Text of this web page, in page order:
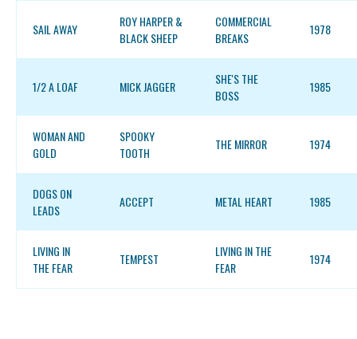
SAIL AWAY
ROY HARPER &
BLACK SHEEP
COMMERCIAL
BREAKS
1978
1/2 A LOAF MICK JAGGER
SHE'S THE
BOSS
1985
WOMAN AND
GOLD
SPOOKY
TOOTH
THE MIRROR 1974
DOGS ON
LEADS
ACCEPT METAL HEART 1985
LIVING IN
THE FEAR
TEMPEST
LIVING IN THE
FEAR
1974